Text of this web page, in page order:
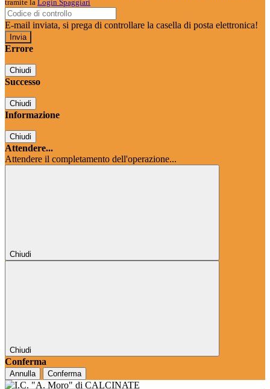
tramite la Login Spaggiari
E-mail inviata, si prega di controllare la casella di posta elettronica!
Errore
Chiudi
Successo
Chiudi
Informazione
Chiudi
Attendere...
Attendere il completamento dell'operazione...
Chiudi
Chiudi
Conferma
Annulla Conferma